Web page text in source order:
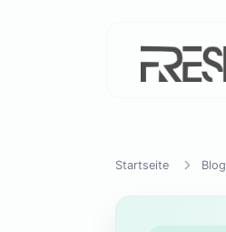
Startseite Blog